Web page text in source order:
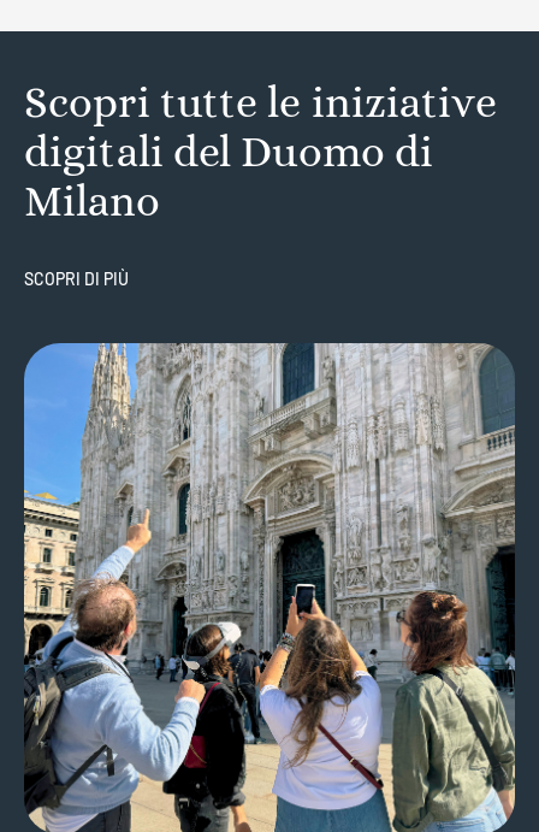
Scopri tutte le iniziative
digitali del Duomo di
Milano
SCOPRI DI PIÙ